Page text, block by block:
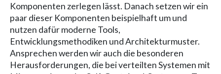
Komponenten zerlegen lässt. Danach setzen wir ein
paar dieser Komponenten beispielhaft um und
nutzen dafür moderne Tools,
Entwicklungsmethodiken und Architekturmuster.
Ansprechen werden wir auch die besonderen
Herausforderungen, die bei verteilten Systemen mit